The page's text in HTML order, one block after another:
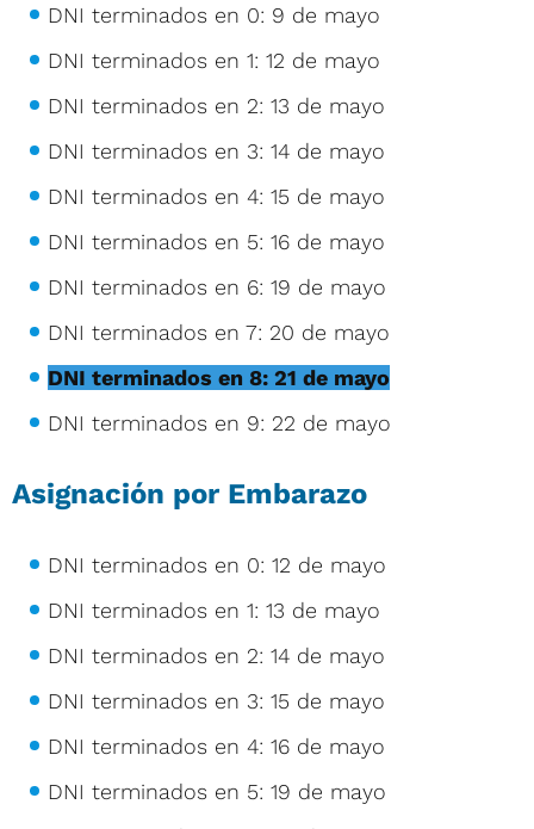
DNI terminados en 0: 9 de mayo
DNI terminados en 1: 12 de mayo
DNI terminados en 2: 13 de mayo
DNI terminados en 3: 14 de mayo
DNI terminados en 4: 15 de mayo
DNI terminados en 5: 16 de mayo
DNI terminados en 6: 19 de mayo
DNI terminados en 7: 20 de mayo
DNI terminados en 8: 21 de mayo
DNI terminados en 9: 22 de mayo
Asignación por Embarazo
DNI terminados en 0: 12 de mayo
DNI terminados en 1: 13 de mayo
DNI terminados en 2: 14 de mayo
DNI terminados en 3: 15 de mayo
DNI terminados en 4: 16 de mayo
DNI terminados en 5: 19 de mayo